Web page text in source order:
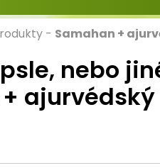
- Samahan +
nebo